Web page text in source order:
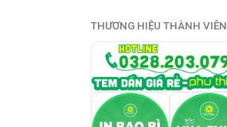
THƯƠNG HIỆU THÀNH VIÊN